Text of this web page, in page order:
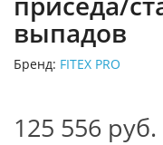
выпадов
Бренд: FITEX PRO
125 556 руб.